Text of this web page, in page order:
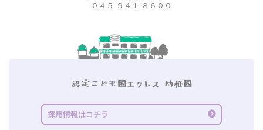
０４５-９４１-８６００
採用情報はコチラ